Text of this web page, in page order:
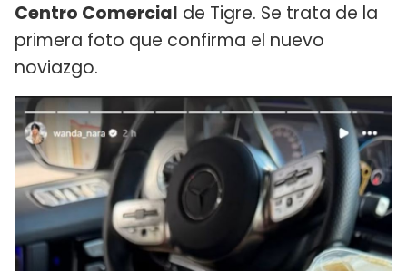
Centro Comercial de Tigre. Se trata de la
primera foto que confirma el nuevo
noviazgo.